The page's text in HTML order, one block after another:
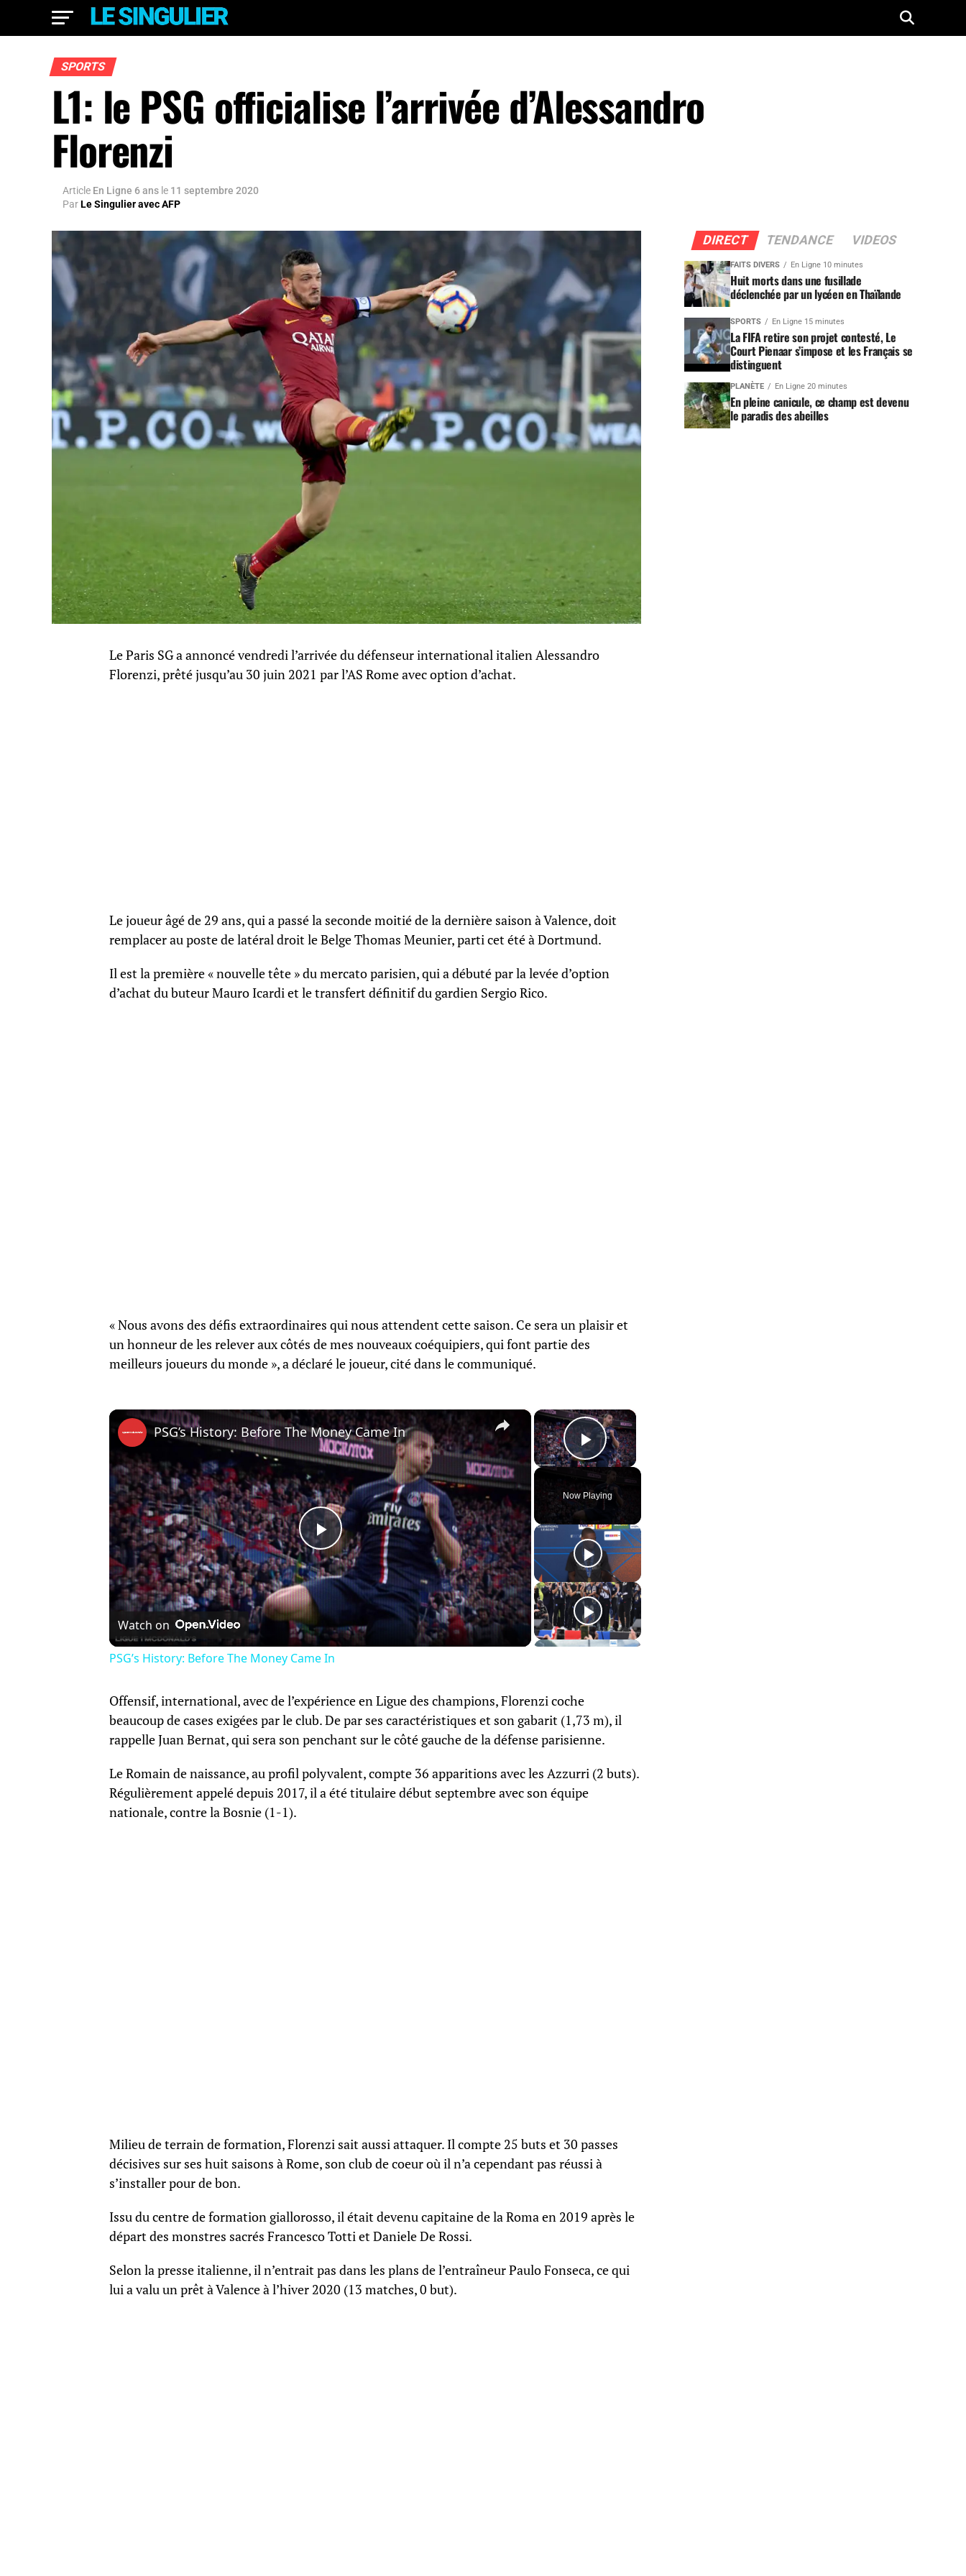
SPORTS
L1: le PSG officialise l’arrivée d’Alessandro
Florenzi
Article En Ligne 6 ans le 11 septembre 2020
ParLe Singulier avec AFP
Le Paris SG a annoncé vendredi l’arrivée du défenseur international italien Alessandro
Florenzi, prêté jusqu’au 30 juin 2021 par l’AS Rome avec option d’achat.
Le joueur âgé de 29 ans, qui a passé la seconde moitié de la dernière saison à Valence, doit
remplacer au poste de latéral droit le Belge Thomas Meunier, parti cet été à Dortmund.
Il est la première « nouvelle tête » du mercato parisien, qui a débuté par la levée d’option
d’achat du buteur Mauro Icardi et le transfert définitif du gardien Sergio Rico.
« Nous avons des défis extraordinaires qui nous attendent cette saison. Ce sera un plaisir et
un honneur de les relever aux côtés de mes nouveaux coéquipiers, qui font partie des
meilleurs joueurs du monde », a déclaré le joueur, cité dans le communiqué.
×
Play Video
Now Playing
×
Play
Video
PSG’s History: Before The Money Came In
Watch on
PSG’s History: Before The Money Came In
Offensif, international, avec de l’expérience en Ligue des champions, Florenzi coche
beaucoup de cases exigées par le club. De par ses caractéristiques et son gabarit (1,73 m), il
rappelle Juan Bernat, qui sera son penchant sur le côté gauche de la défense parisienne.
Le Romain de naissance, au profil polyvalent, compte 36 apparitions avec les Azzurri (2 buts).
Régulièrement appelé depuis 2017, il a été titulaire début septembre avec son équipe
nationale, contre la Bosnie (1-1).
Milieu de terrain de formation, Florenzi sait aussi attaquer. Il compte 25 buts et 30 passes
décisives sur ses huit saisons à Rome, son club de coeur où il n’a cependant pas réussi à
s’installer pour de bon.
Issu du centre de formation giallorosso, il était devenu capitaine de la Roma en 2019 après le
départ des monstres sacrés Francesco Totti et Daniele De Rossi.
Selon la presse italienne, il n’entrait pas dans les plans de l’entraîneur Paulo Fonseca, ce qui
lui a valu un prêt à Valence à l’hiver 2020 (13 matches, 0 but).
DIRECT TENDANCE VIDEOS
FAITS DIVERS En Ligne 10 minutes
Huit morts dans une fusillade
déclenchée par un lycéen en Thaïlande
SPORTS En Ligne 15 minutes
La FIFA retire son projet contesté, Le
Court Pienaar s’impose et les Français se
distinguent
PLANÈTE En Ligne 20 minutes
En pleine canicule, ce champ est devenu
le paradis des abeilles